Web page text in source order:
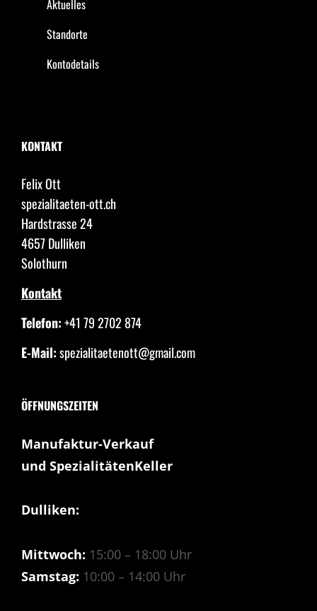
Aktuelles
Standorte
Kontodetails
KONTAKT
Felix Ott
spezialitaeten-ott.ch
Hardstrasse 24
4657 Dulliken
Solothurn
Kontakt
Telefon:+41 79 2702 874
E-Mail:spezialitaetenott@gmail.com
ÖFFNUNGSZEITEN
Manufaktur-Verkauf
und SpezialitätenKeller
Dulliken:
Mittwoch: 15:00 – 18:00 Uhr
Samstag: 10:00 – 14:00 Uhr